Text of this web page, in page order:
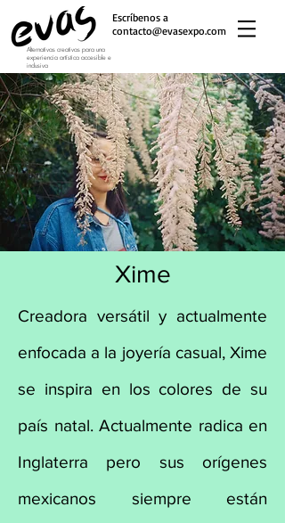
Escríbenos a
contacto@evasexpo.com
Alternativas creativas para una
experiencia artística accesible e
inclusiva
Xime
Creadora versátil y actualmente
enfocada a la joyería casual, Xime
se inspira en los colores de su
país natal. Actualmente radica en
Inglaterra pero sus orígenes
mexicanos siempre están